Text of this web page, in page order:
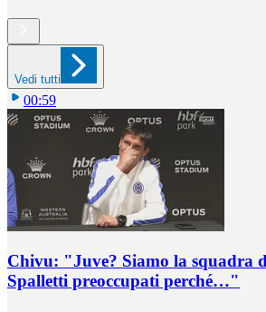
Vedi tutti
00:59
Chivu: "Juve? Siamo la squadra
Spalletti preoccupati perché…"